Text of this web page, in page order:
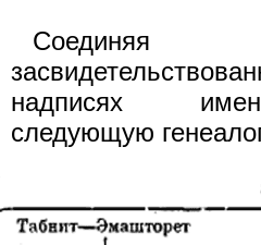
надписях
следующую